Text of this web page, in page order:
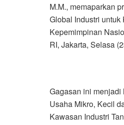
M.M., memaparkan
Global Industri
Kepemimpinan
RI, Jakarta, Selasa
Gagasan ini menjadi
Usaha Mikro, Kecil
Kawasan Industri